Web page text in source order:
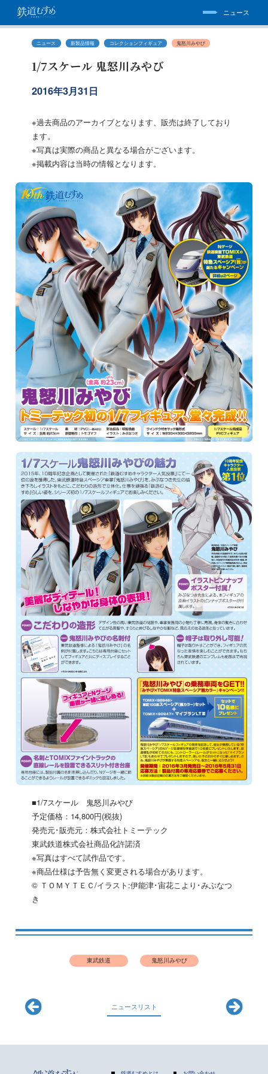
ニュース
ニュース 新製品情報 コレクションフィギュア 鬼怒川みやび
1/7スケール 鬼怒川みやび
2016年3月31日
※過去商品のアーカイブとなります、販売は終了しており
ます。
※写真は実際の商品と異なる場合がございます。
※掲載内容は当時の情報となります。
■1/7スケール 鬼怒川みやび
予定価格：14,800円(税抜)
発売元･販売元：株式会社トミーテック
東武鉄道株式会社商品化許諾済
※写真はすべて試作品です。
※商品仕様は予告無く変更される場合があります。
© ＴＯＭＹＴＥＣ/イラスト:伊能津･宙花こより･みぶなつ
き
東武鉄道 鬼怒川みやび
ニュースリスト